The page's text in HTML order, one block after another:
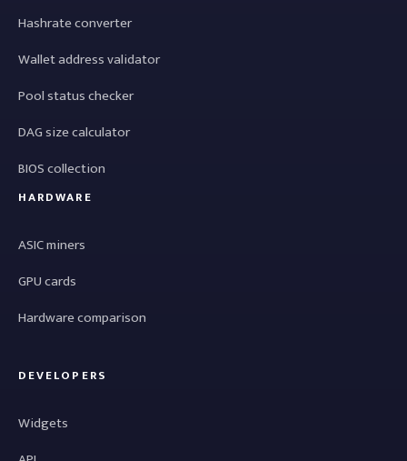
Hashrate converter
Wallet address validator
Pool status checker
DAG size calculator
BIOS collection
HARDWARE
ASIC miners
GPU cards
Hardware comparison
DEVELOPERS
Widgets